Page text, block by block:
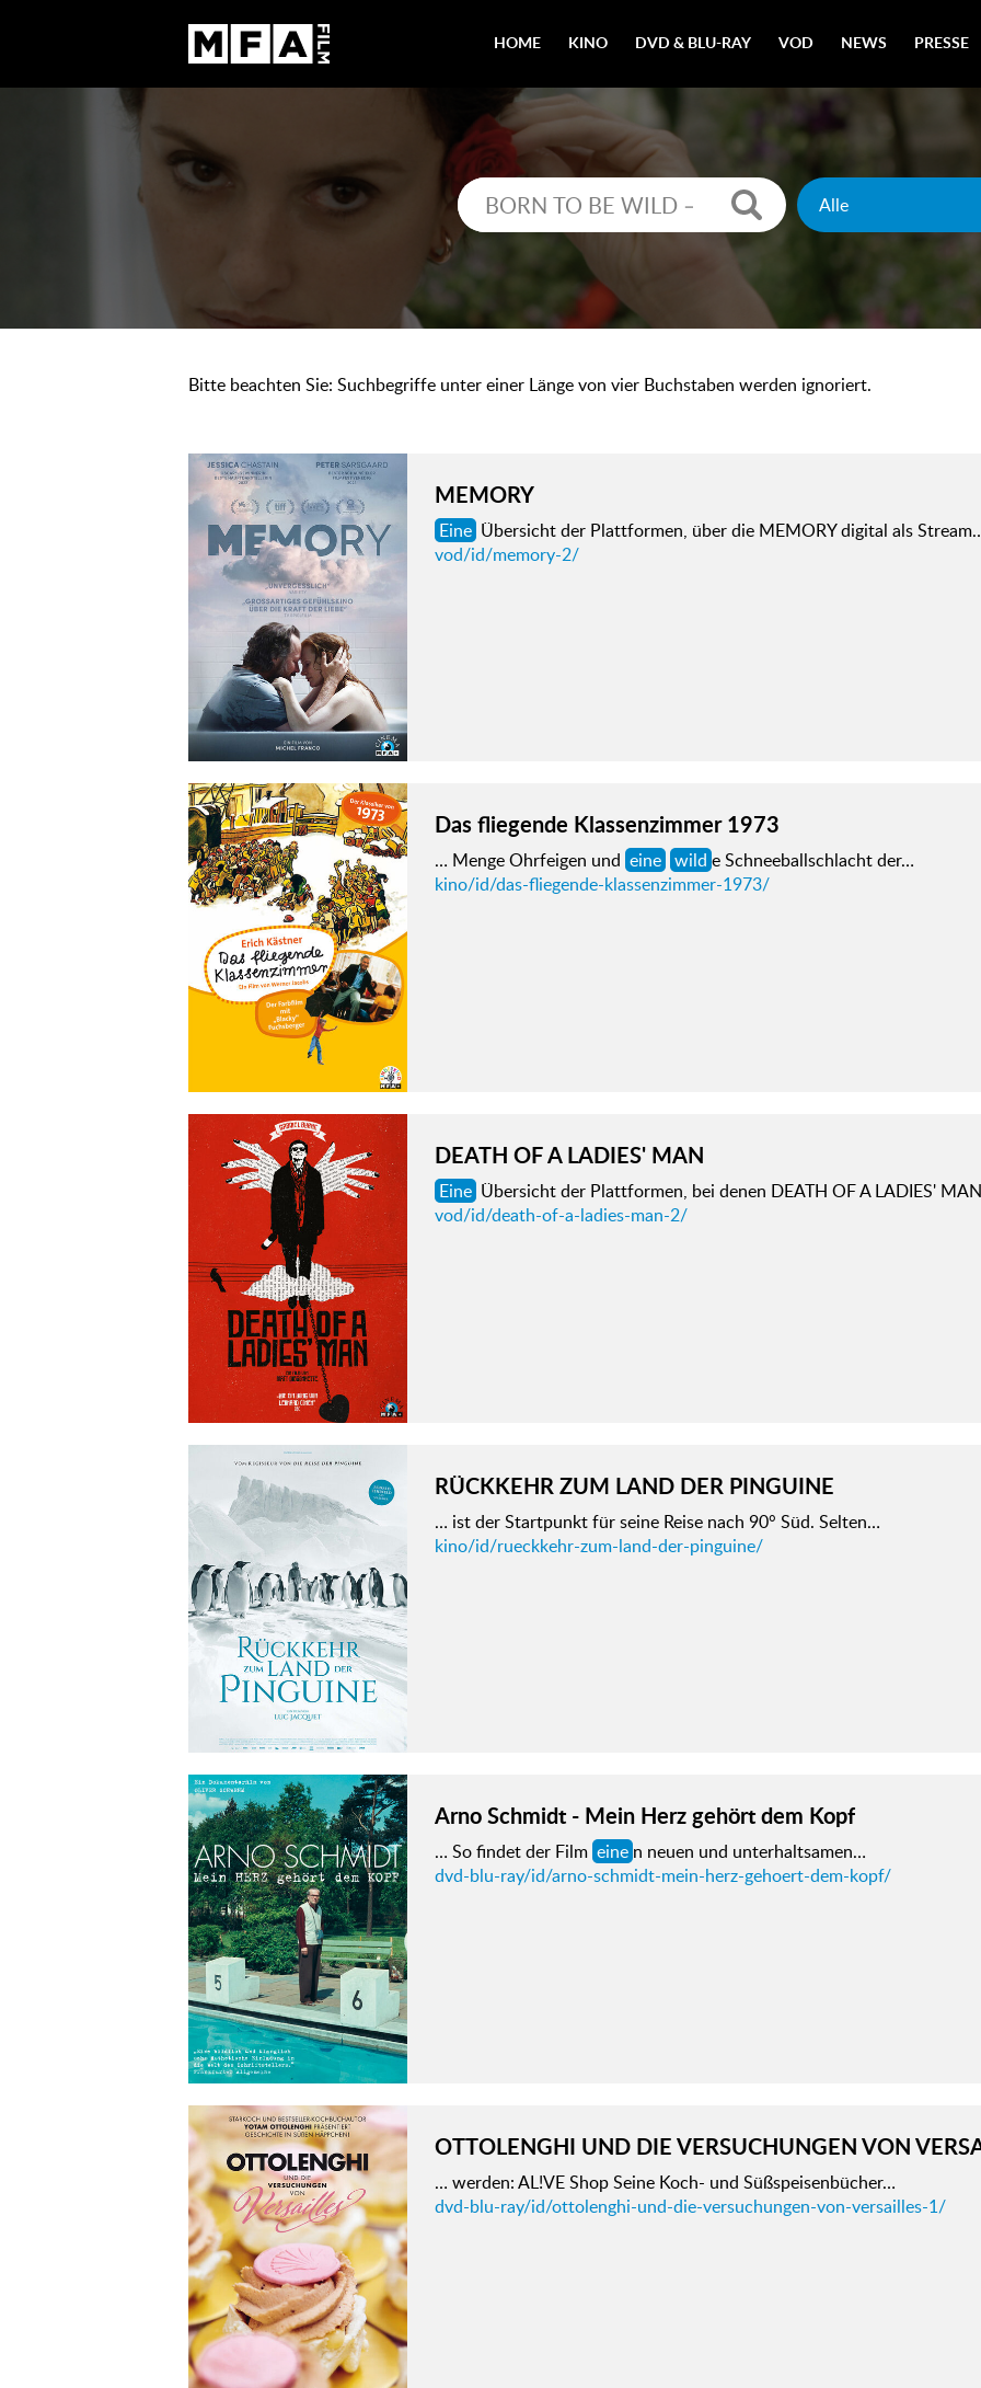
HOME KINO DVD & BLU-RAY VOD NEWS PRESSE
Bitte beachten Sie: Suchbegriffe unter einer Länge von vier Buchstaben werden ignoriert.
MEMORY
Eine Übersicht der Plattformen, über die MEMORY digital als
vod/id/memory-2/
Das fliegende Klassenzimmer 1973
… Menge Ohrfeigen und eine wild e Schneeballschlacht der…
kino/id/das-fliegende-klassenzimmer-1973/
DEATH OF A LADIES' MAN
Eine Übersicht der Plattformen, bei denen DEATH OF A LADIES'
vod/id/death-of-a-ladies-man-2/
RÜCKKEHR ZUM LAND DER PINGUINE
… ist der Startpunkt für seine Reise nach 90° Süd. Selten…
kino/id/rueckkehr-zum-land-der-pinguine/
Arno Schmidt - Mein Herz gehört dem Kopf
… So findet der Film eine n neuen und unterhaltsamen…
dvd-blu-ray/id/arno-schmidt-mein-herz-gehoert-dem-kopf/
OTTOLENGHI UND DIE VERSUCHUNGEN VON
… werden: AL!VE Shop Seine Koch- und Süßspeisenbücher…
dvd-blu-ray/id/ottolenghi-und-die-versuchungen-von-versailles-1/